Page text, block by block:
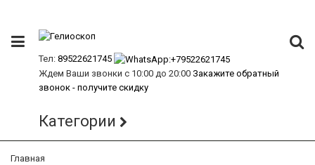
Тел: 89522621745
Ждем Ваши звонки с 10:00 до 20:00 Закажите обратный
звонок - получите скидку
Категории
Главная